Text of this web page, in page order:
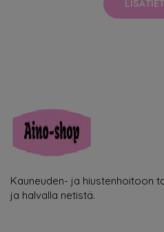
Kauneuden- ja hiustenhoitoon
ja halvalla netistä.